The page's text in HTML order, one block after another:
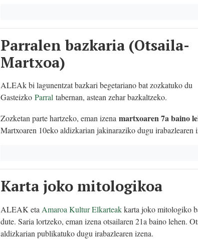
Parralen bazkaria (Otsaila-
Martxoa)
ALEAk bi lagunentzat bazkari begetariano bat zozkatuko du
Gasteizko Parral tabernan, astean zehar bazkaltzeko.
Zozketan parte hartzeko, eman izena martxoaren 7a baino
Martxoaren 10eko aldizkarian jakinaraziko dugu irabazlearen
Karta joko mitologikoa
ALEAK eta Amaroa Kultur Elkarteakkarta joko mitologiko
dute. Saria lortzeko, eman izena otsailaren 21a baino lehen.
aldizkarian publikatuko dugu irabazlearen izena.